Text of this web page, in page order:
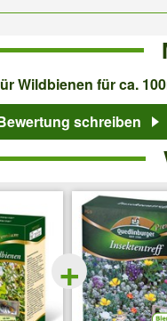
Wildbienen für ca.
schreiben
+